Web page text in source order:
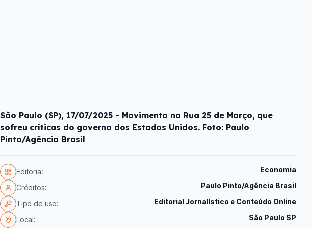
São Paulo (SP), 17/07/2025 - Movimento na Rua 25 de Março, que
sofreu críticas do governo dos Estados Unidos. Foto: Paulo
Pinto/Agência Brasil
Editoria: Economia
Créditos: Paulo Pinto/Agência Brasil
Tipo de uso: Editorial Jornalístico e Conteúdo Online
Local: São Paulo SP